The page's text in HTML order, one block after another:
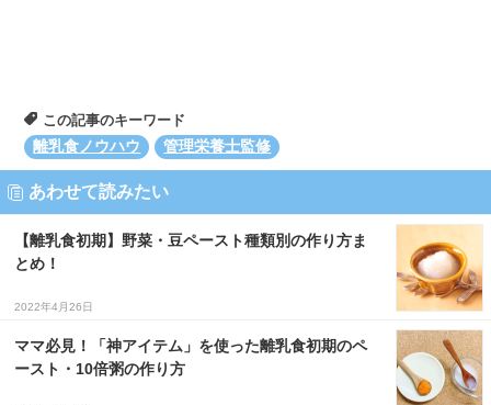
この記事のキーワード
離乳食ノウハウ
管理栄養士監修
あわせて読みたい
【離乳食初期】野菜・豆ペースト種類別の作り方ま
とめ！
2022年4月26日
ママ必見！「神アイテム」を使った離乳食初期のペ
ースト・10倍粥の作り方